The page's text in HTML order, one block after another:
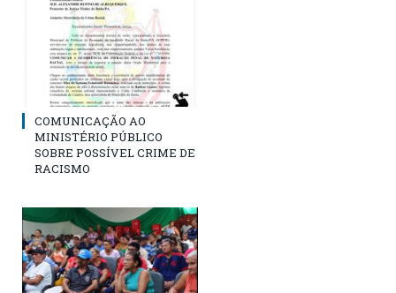
COMUNICAÇÃO AO
MINISTÉRIO PÚBLICO
SOBRE POSSÍVEL CRIME DE
RACISMO